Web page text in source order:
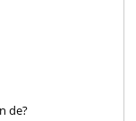
de?